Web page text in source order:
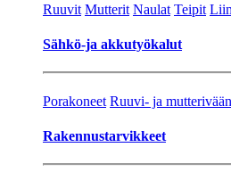
Ruuvit Mutterit Naulat Teipit
Sähkö-ja akkutyökalut
Porakoneet Ruuvi- ja
Rakennustarvikkeet